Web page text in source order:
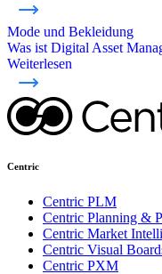
Mode und Bekleidung
Was ist Digital Asset
Weiterlesen
Centric
Centric PLM
Centric Planning &
Centric Market
Centric Visual
Centric PXM